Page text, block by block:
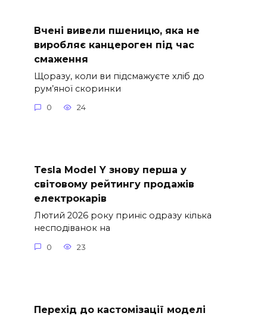
Вчені вивели пшеницю, яка не
виробляє канцероген під час
смаження
Щоразу, коли ви підсмажуєте хліб до
рум’яної скоринки
0 24
Tesla Model Y знову перша у
світовому рейтингу продажів
електрокарів
Лютий 2026 року приніс одразу кілька
несподіванок на
0 23
Перехід до кастомізації моделі